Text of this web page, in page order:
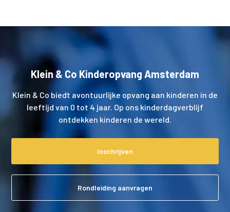
Klein & Co Kinderopvang Amsterdam
Klein & Co biedt avontuurlijke opvang aan kinderen in de
leeftijd van 0 tot 4 jaar. Op ons kinderdagverblijf
ontdekken kinderen de wereld.
Inschrijven
Rondleiding aanvragen